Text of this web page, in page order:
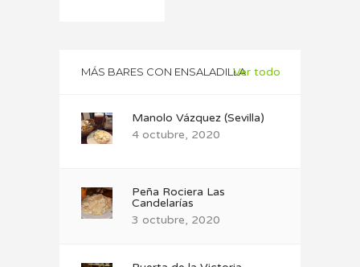
MÁS BARES CON ENSALADILLAVer todo
Manolo Vázquez (Sevilla)
4 octubre, 2020
Peña Rociera Las
Candelarías
3 octubre, 2020